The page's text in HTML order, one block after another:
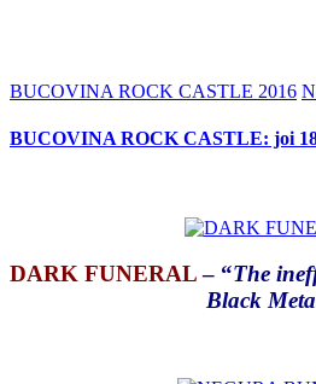
BUCOVINA ROCK CASTLE 2016
BUCOVINA ROCK CASTLE: joi 18
DARK FUNERAL– “The
Black